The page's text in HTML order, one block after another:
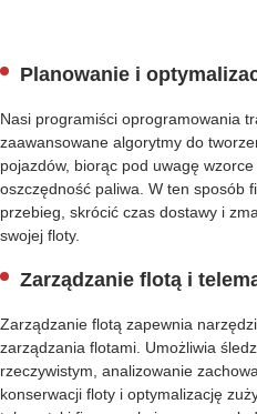
L
C
T
R
I
V
E
H
C
L
E
S
O
Planowanie i
Nasi programiści oprogramowania
zaawansowane algorytmy do
pojazdów, biorąc pod uwagę
oszczędność paliwa. W ten sposób
przebieg, skrócić czas dostawy i
swojej floty.
Zarządzanie flotą i
Zarządzanie flotą zapewnia
zarządzania flotami. Umożliwia
rzeczywistym, analizowanie
konserwacji floty i optymalizację